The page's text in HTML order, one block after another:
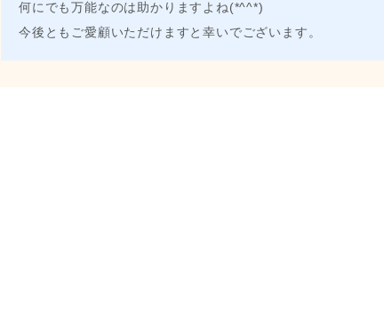
何にでも万能なのは助かりますよね(*^^*)
今後ともご愛顧いただけますと幸いでございます。